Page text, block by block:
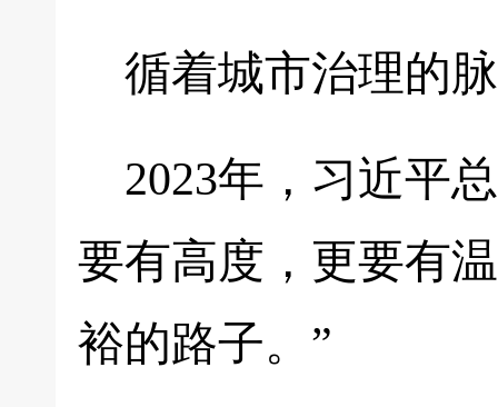
循着城市治理的
2023年，习近平
要有高度，更要有
裕的路子。”